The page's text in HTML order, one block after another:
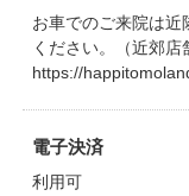
お車でのご来院は近
ください。（近郊店
https://
電子決済
利用可